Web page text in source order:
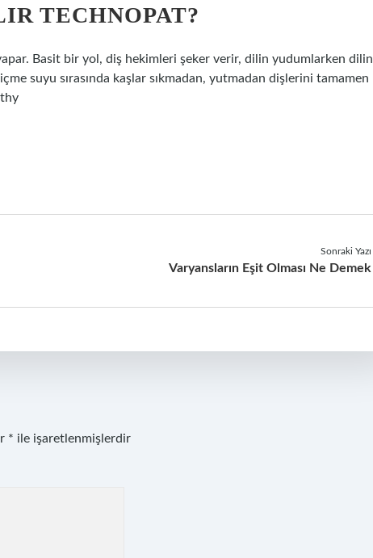
TECHNOPAT?
Basit bir yol, diş hekimleri şeker verir, dilin yudumlarken dilin
suyu sırasında kaşlar sıkmadan, yutmadan dişlerini tamamen
Sonraki Yazı
Varyansların Eşit Olması Ne Demek
* ile işaretlenmişlerdir